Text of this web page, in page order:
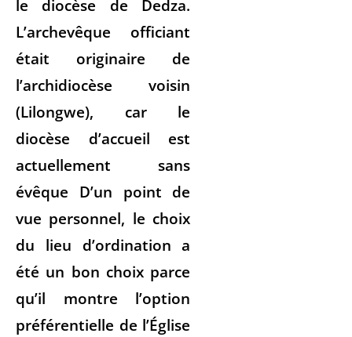
le diocèse de Dedza.
L’archevêque officiant
était originaire de
l’archidiocèse voisin
(Lilongwe), car le
diocèse d’accueil est
actuellement sans
évêque D’un point de
vue personnel, le choix
du lieu d’ordination a
été un bon choix parce
qu’il montre l’option
préférentielle de l’Église